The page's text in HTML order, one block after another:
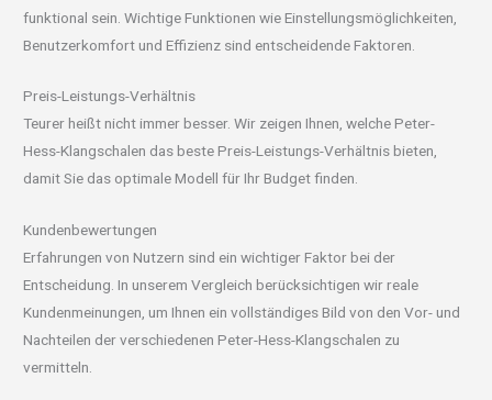
funktional sein. Wichtige Funktionen wie Einstellungsmöglichkeiten,
Benutzerkomfort und Effizienz sind entscheidende Faktoren.
Preis-Leistungs-Verhältnis
Teurer heißt nicht immer besser. Wir zeigen Ihnen, welche Peter-
Hess-Klangschalen das beste Preis-Leistungs-Verhältnis bieten,
damit Sie das optimale Modell für Ihr Budget finden.
Kundenbewertungen
Erfahrungen von Nutzern sind ein wichtiger Faktor bei der
Entscheidung. In unserem Vergleich berücksichtigen wir reale
Kundenmeinungen, um Ihnen ein vollständiges Bild von den Vor- und
Nachteilen der verschiedenen Peter-Hess-Klangschalen zu
vermitteln.